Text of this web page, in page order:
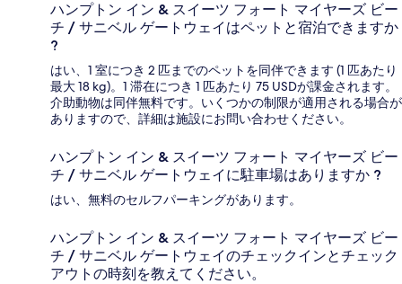
ハンプトン イン & スイーツ フォート マイヤーズ ビー
チ / サニベル ゲートウェイはペットと宿泊できますか
?
はい、1 室につき 2 匹までのペットを同伴できます (1 匹あたり
最大 18 kg)。1 滞在につき 1 匹あたり 75 USDが課金されます。
介助動物は同伴無料です。いくつかの制限が適用される場合が
ありますので、詳細は施設にお問い合わせください。
ハンプトン イン & スイーツ フォート マイヤーズ ビー
チ / サニベル ゲートウェイに駐車場はありますか ?
はい、無料のセルフパーキングがあります。
ハンプトン イン & スイーツ フォート マイヤーズ ビー
チ / サニベル ゲートウェイのチェックインとチェック
アウトの時刻を教えてください。